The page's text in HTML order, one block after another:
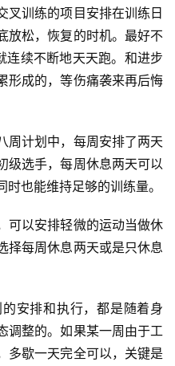
叉训练的项目安排在训练日
放松，恢复的时机。最好不
连续不断地天天跑。和进步
形成的，等伤痛袭来再后悔
周计划中，每周安排了两天
级选手，每周休息两天可以
也能维持足够的训练量。
可以安排轻微的运动当做休
择每周休息两天或是只休息
安排和执行，都是随着身
调整的。如果某一周由于工
多歇一天完全可以，关键是